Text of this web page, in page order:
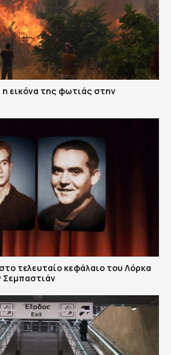
εικόνα της φωτιάς στην
τελευταίο κεφάλαιο του Λόρκα
Σεμπαστιάν